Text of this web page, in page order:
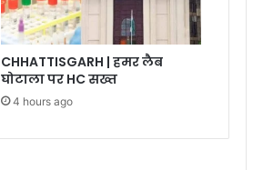
CHHATTISGARH | हमर लैब
घोटाला पर HC सख्त
4 hours ago